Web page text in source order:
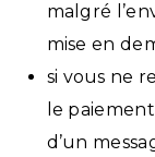
malgré
mise en
si vous ne
le
d’un